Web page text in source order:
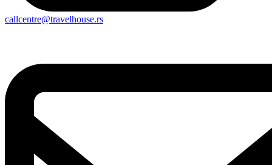
callcentre@travelhouse.rs